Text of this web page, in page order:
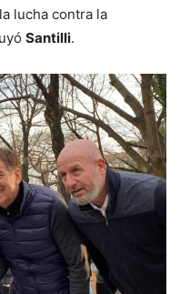
lucha contra la
Santilli.